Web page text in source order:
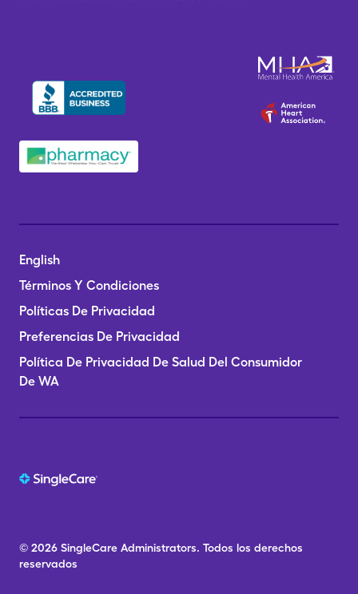
English
Términos Y Condiciones
Políticas De Privacidad
Preferencias De Privacidad
Política De Privacidad De Salud Del Consumidor
De WA
© 2026 SingleCare Administrators. Todos los derechos
reservados